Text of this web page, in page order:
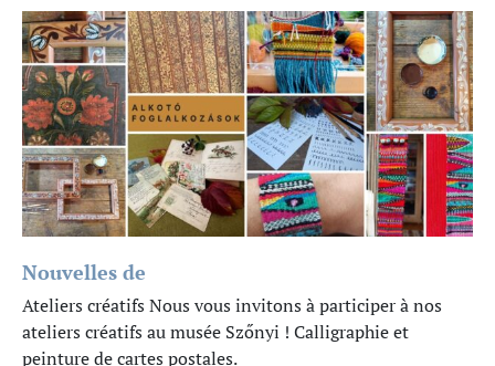
Nouvelles de
Ateliers créatifs Nous vous invitons à participer à nos
ateliers créatifs au musée Szőnyi ! Calligraphie et
peinture de cartes postales.